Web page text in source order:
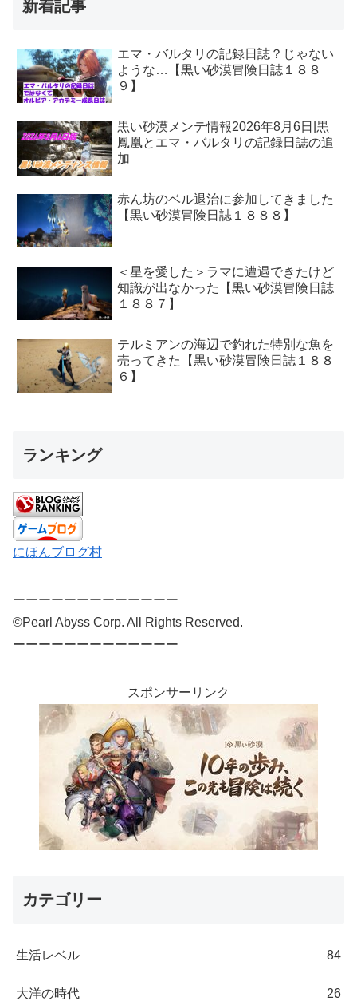
新着記事
エマ・バルタリの記録日誌？じゃない
ような…【黒い砂漠冒険日誌１８８
９】
黒い砂漠メンテ情報2026年8月6日|黒
鳳凰とエマ・バルタリの記録日誌の追
加
赤ん坊のベル退治に参加してきました
【黒い砂漠冒険日誌１８８８】
＜星を愛した＞ラマに遭遇できたけど
知識が出なかった【黒い砂漠冒険日誌
１８８７】
テルミアンの海辺で釣れた特別な魚を
売ってきた【黒い砂漠冒険日誌１８８
６】
ランキング
にほんブログ村
ーーーーーーーーーーーーー
©Pearl Abyss Corp. All Rights Reserved.
ーーーーーーーーーーーーー
スポンサーリンク
カテゴリー
生活レベル 84
大洋の時代 26